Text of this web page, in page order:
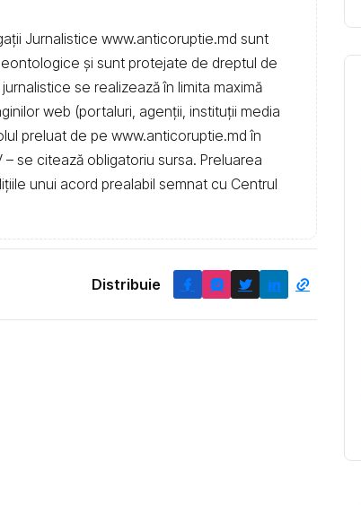
Jurnalistice www.anticoruptie.md sunt
și sunt protejate de dreptul de
se realizează în limita maximă
web (portaluri, agenții, instituţii media
preluat de pe www.anticoruptie.md în
– se citează obligatoriu sursa. Preluarea
unui acord prealabil semnat cu Centrul
Distribuie